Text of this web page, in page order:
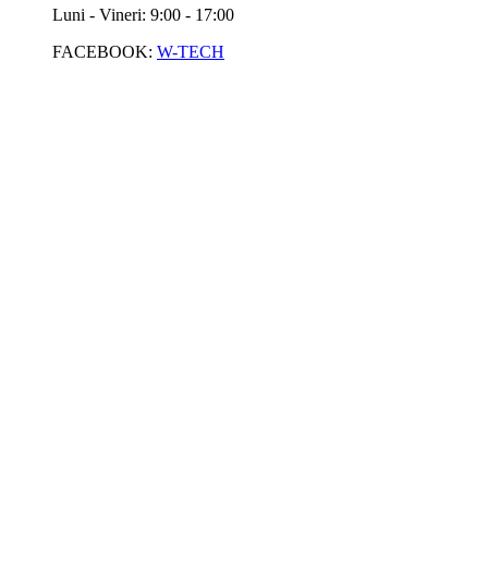
Luni - Vineri: 9:00 - 17:00
FACEBOOK: W-TECH